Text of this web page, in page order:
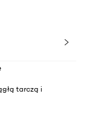
tarczą i